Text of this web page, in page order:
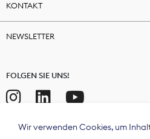
KONTAKT
NEWSLETTER
FOLGEN SIE UNS!
Wir verwenden Cookies, um